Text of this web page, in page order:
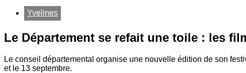
Yvelines
Le Département se refait une toile : les
Le conseil départemental organise une nouvelle édition de son
et le 13 septembre.